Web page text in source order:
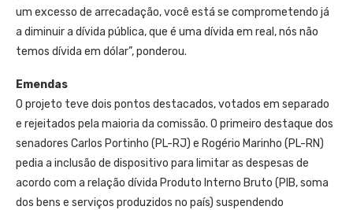
um excesso de arrecadação, você está se comprometendo já
a diminuir a dívida pública, que é uma dívida em real, nós não
temos dívida em dólar”, ponderou.
Emendas
O projeto teve dois pontos destacados, votados em separado
e rejeitados pela maioria da comissão. O primeiro destaque dos
senadores Carlos Portinho (PL-RJ) e Rogério Marinho (PL-RN)
pedia a inclusão de dispositivo para limitar as despesas de
acordo com a relação dívida Produto Interno Bruto (PIB, soma
dos bens e serviços produzidos no país) suspendendo